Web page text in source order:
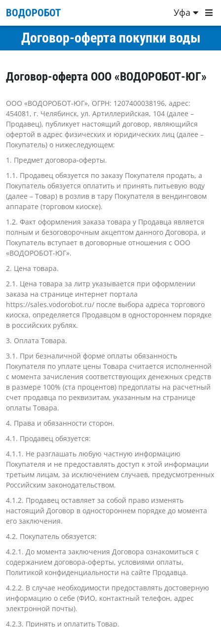
ВОДОРОБОТ Уфа
Договор-оферта покупки воды
Договор-оферта ООО «ВОДОРОБОТ-ЮГ»
ООО «ВОДОРОБОТ-ЮГ», ОГРН: 1207400038196, адрес:
454081, г. Челябинск, ул. Артиллерийская, 104 (далее –
Продавец), публикует настоящий договор, являющийся
офертой в адрес физических и юридических лиц (далее –
Покупатель) о нижеследующем:
1. Предмет договора-оферты.
1.1. Продавец обязуется по заказу Покупателя продать, а
Покупатель обязуется оплатить и принять питьевую воду
(далее – Товар) в розлив в тару Покупателя в вендинговом
аппарате (торговом киоске).
1.2. Факт оформления заказа товара у Продавца является
полным и безоговорочным акцептом данного Договора, и
Покупатель вступает в договорные отношения с ООО
«ВОДОРОБОТ-ЮГ».
2. Цена товара.
2.1. Цена товара за литр указывается при оформлении
заказа на странице интернет портала
https://sales.vodorobot.ru/ после выбора адреса торгового
киоска, определяется Продавцом в одностороннем порядке
в российских рублях.
3. Оплата Товара.
3.1. При безналичной форме оплаты обязанность
Покупателя по уплате цены Товара считается исполненной
с момента зачисления соответствующих денежных средств
в размере 100% (ста процентов) предоплаты на расчетный
счет продавца по реквизитам, указанным на странице
оплаты Товара.
4. Права и обязанности сторон.
4.1. Продавец обязуется:
4.1.1. Не разглашать любую частную информацию
Покупателя и не предоставлять доступ к этой информации
третьим лицам, за исключением случаев, предусмотренных
Российским законодательством.
4.1.2. Продавец оставляет за собой право изменять
настоящий Договор в одностороннем порядке до момента
его заключения.
4.2. Покупатель обязуется:
4.2.1. До момента заключения Договора ознакомиться с
содержанием договора-оферты, условиями оплаты,
Политикой конфиденциальности на сайте Продавца.
4.2.2. В случае необходимости предоставлять достоверную
информацию о себе (ФИО, контактный телефон, адрес
электронной почты).
4.2.3. Принять и оплатить Товар.